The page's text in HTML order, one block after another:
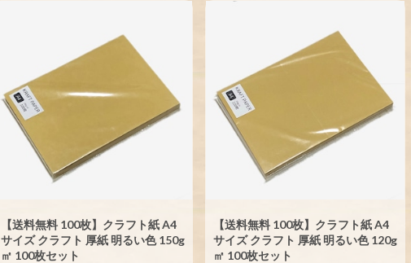
【送料無料 100枚】クラフト紙 A4
サイズ クラフト 厚紙 明るい色 150g
㎡ 100枚セット
【送料無料 100枚】クラフト紙 A4
サイズ クラフト 厚紙 明るい色 120g
㎡ 100枚セット